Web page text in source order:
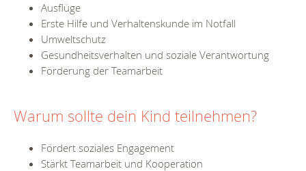
Ausflüge
Erste Hilfe und Verhaltenskunde im Notfall
Umweltschutz
Gesundheitsverhalten und soziale Verantwortung
Förderung der Teamarbeit
Warum sollte dein Kind teilnehmen?
Fördert soziales Engagement
Stärkt Teamarbeit und Kooperation